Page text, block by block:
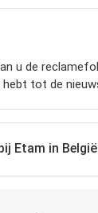
u de
tot de
Etam in